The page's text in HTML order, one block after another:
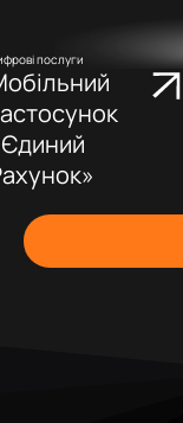
послуги